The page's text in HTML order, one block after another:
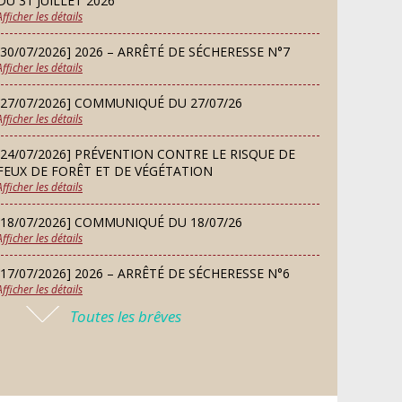
LUNDI
07
SEP
Danses solo et en couple – cours
d’essai gratuit
MARDI
08
SEP
Chorale À travers chants
SAMEDI
12
SEP
Défi de pêche aux leurres
(concept lure house)
13 Repas de fouées
Conseil municipal du 14
les détails
07/2026] 2026 – ARRÊTÉ DE SÉCHERESSE N°7
les détails
07/2026] COMMUNIQUÉ DU 27/07/26
les détails
07/2026] PRÉVENTION CONTRE LE RISQUE DE
DE FORÊT ET DE VÉGÉTATION
les détails
07/2026] COMMUNIQUÉ DU 18/07/26
les détails
07/2026] 2026 – ARRÊTÉ DE SÉCHERESSE N°6
les détails
[16/07/2026] COMMUNIQUÉ DU 16/07/26
Toutes les brêves